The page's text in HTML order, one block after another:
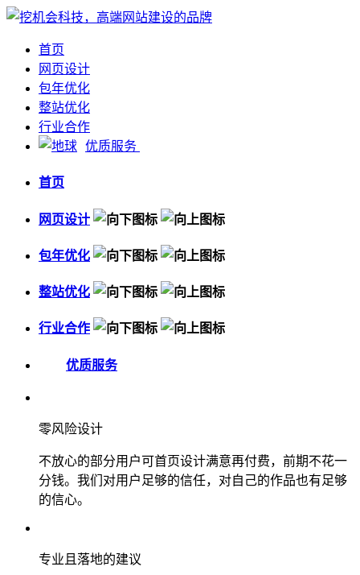
首页
网页设计
包年优化
整站优化
行业合作
优质服务
首页
网页设计
包年优化
整站优化
行业合作
优质服务
零风险设计
不放心的部分用户可首页设计满意再付费，前期不花一
分钱。我们对用户足够的信任，对自己的作品也有足够
的信心。
专业且落地的建议